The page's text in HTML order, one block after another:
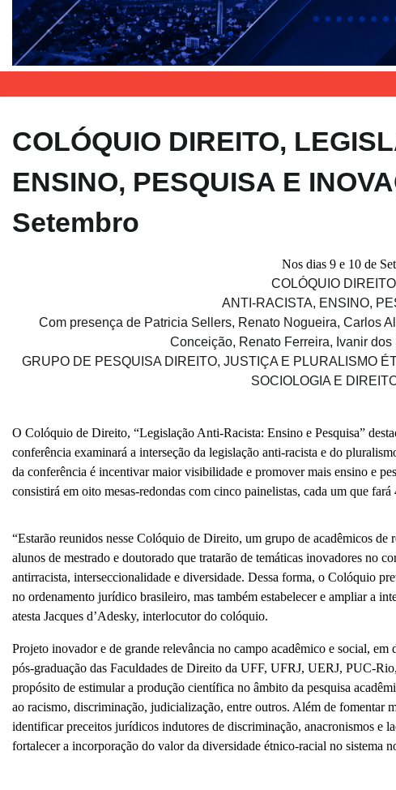
COLÓQUIO DIREITO,
ENSINO, PESQUISA E
Setembro
Nos dias 9 e 10 de
COLÓQUIO
ANTI-RACISTA, ENSINO,
Com presença de Patricia Sellers, Renato Nogueira, Carlos
Conceição, Renato Ferreira, Ivanir
GRUPO DE PESQUISA DIREITO, JUSTIÇA E PLURALISMO
SOCIOLOGIA E
O Colóquio de Direito, “Legislação Anti-Racista: Ensino e Pesquisa”
conferência examinará a interseção da legislação anti-racista e do
da conferência é incentivar maior visibilidade e promover mais ensino e
consistirá em oito mesas-redondas com cinco painelistas, cada um que
“Estarão reunidos nesse Colóquio de Direito, um grupo de acadêmicos de
alunos de mestrado e doutorado que tratarão de temáticas inovadores no
antirracista, interseccionalidade e diversidade. Dessa forma, o Colóquio
no ordenamento jurídico brasileiro, mas também estabelecer e ampliar a
atesta Jacques d’Adesky, interlocutor do colóquio.
Projeto inovador e de grande relevância no campo acadêmico e social,
pós-graduação das Faculdades de Direito da UFF, UFRJ, UERJ, PUC-
propósito de estimular a produção científica no âmbito da pesquisa
ao racismo, discriminação, judicialização, entre outros. Além de fomentar
identificar preceitos jurídicos indutores de discriminação, anacronismos e
fortalecer a incorporação do valor da diversidade étnico-racial no sistema